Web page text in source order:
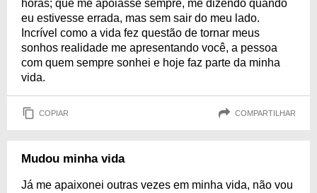
horas; que me apoiasse sempre, me dizendo quando
eu estivesse errada, mas sem sair do meu lado.
Incrível como a vida fez questão de tornar meus
sonhos realidade me apresentando você, a pessoa
com quem sempre sonhei e hoje faz parte da minha
vida.
COPIAR COMPARTILHAR
Mudou minha vida
Já me apaixonei outras vezes em minha vida, não vou